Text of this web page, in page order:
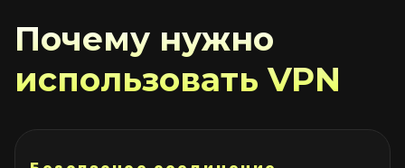
Почему нужно
использовать VPN